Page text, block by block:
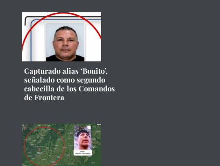
Capturado alias ‘Bonito’,
señalado como segundo
cabecilla de los Comandos
de Frontera